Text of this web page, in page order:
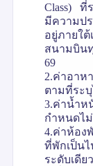
Class) ที่
มีความป
อยู่ภายใ
สนามบิน
69
2.ค่าอาห
ตามที่ระ
3.ค่าน้ำห
กำหนดไ
4.ค่าห้อง
ที่พักเป็น
ระดับเ